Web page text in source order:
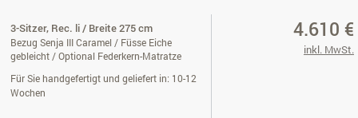
3-Sitzer, Rec. li / Breite 275 cm
Bezug Senja III Caramel / Füsse Eiche
gebleicht / Optional Federkern-Matratze
Für Sie handgefertigt und geliefert in: 10-12
Wochen
4.610 €
inkl. MwSt.